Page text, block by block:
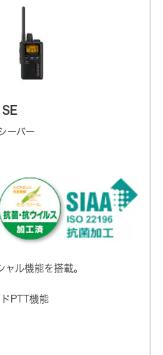
ーバー
ル機能を搭載。
PTT機能